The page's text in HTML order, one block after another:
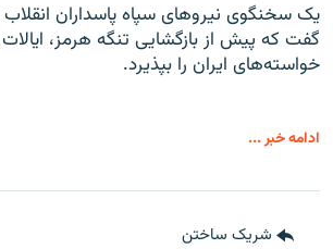
یک سخنگوی نیروهای سپاه پاسداران انقلاب
گفت که پیش از بازگشایی تنگه هرمز،
خواسته‌های ایران را بپذیرد.
ادامه خبر ...
شریک ساختن